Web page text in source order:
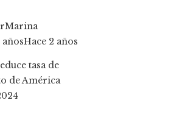
Marina
añosHace 2 años